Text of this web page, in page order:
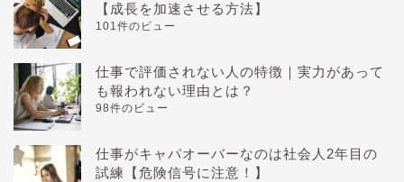
【成長を加速させる方法】
101件のビュー
仕事で評価されない人の特徴｜実力があって
も報われない理由とは？
98件のビュー
仕事がキャパオーバーなのは社会人2年目の
試練【危険信号に注意！】